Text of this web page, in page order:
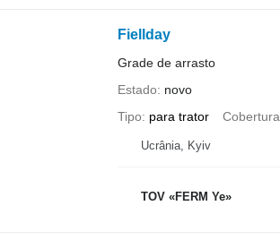
Fiellday
Grade de arrasto
Estado
novo
Tipo
para trator Cobertura
Ucrânia, Kyiv
TOV «FERM Ye»